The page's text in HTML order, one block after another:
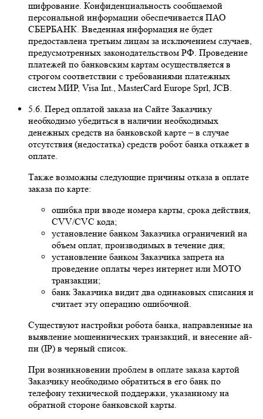
шифрование. Конфиденциальность сообщаемой
персональной информации обеспечивается ПАО
СБЕРБАНК. Введенная информация не будет
предоставлена третьим лицам за исключением случаев,
предусмотренных законодательством РФ. Проведение
платежей по банковским картам осуществляется в
строгом соответствии с требованиями платежных
систем МИР, Visa Int., MasterCard Europe Sprl, JCB.
5.6. Перед оплатой заказа на Сайте Заказчику
необходимо убедиться в наличии необходимых
денежных средств на банковской карте – в случае
отсутствия (недостатка) средств робот банка откажет в
оплате.
Также возможны следующие причины отказа в оплате
заказа по карте:
ошибка при вводе номера карты, срока действия,
CVV/CVC кода;
установление банком Заказчика ограничений на
объем оплат, производимых в течение дня;
установление банком Заказчика запрета на
проведение оплаты через интернет или MOTO
транзакции;
банк Заказчика видит два одинаковых списания и
считает эту операцию ошибочной.
Существуют настройки робота банка, направленные на
выявление мошеннических транзакций, и внесение ай-
пи (IP) в черный список.
При возникновении проблем в оплате заказа картой
Заказчику необходимо обратиться в его банк по
телефону технической поддержки, указанному на
обратной стороне банковской карты.